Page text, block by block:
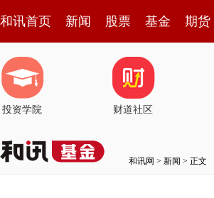
和讯首页 新闻 股票 基金 期货
投资学院 财道社区
和讯网 > 新闻 > 正文